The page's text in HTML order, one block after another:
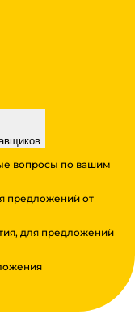
вопросы по вашим
предложений от
для предложений